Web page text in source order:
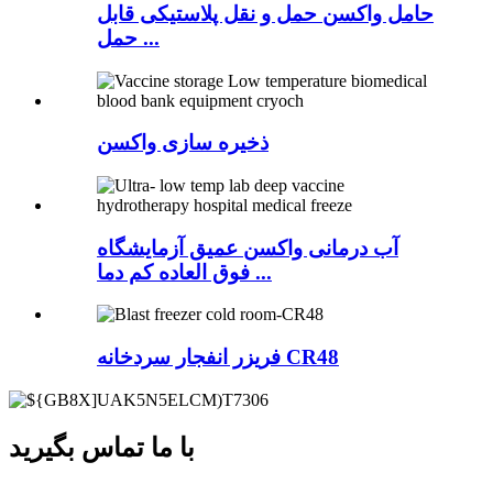
حامل واکسن حمل و نقل پلاستیکی قابل
حمل ...
ذخیره سازی واکسن
آب درمانی واکسن عمیق آزمایشگاه
فوق العاده کم دما ...
فریزر انفجار سردخانه CR48
با ما تماس بگیرید